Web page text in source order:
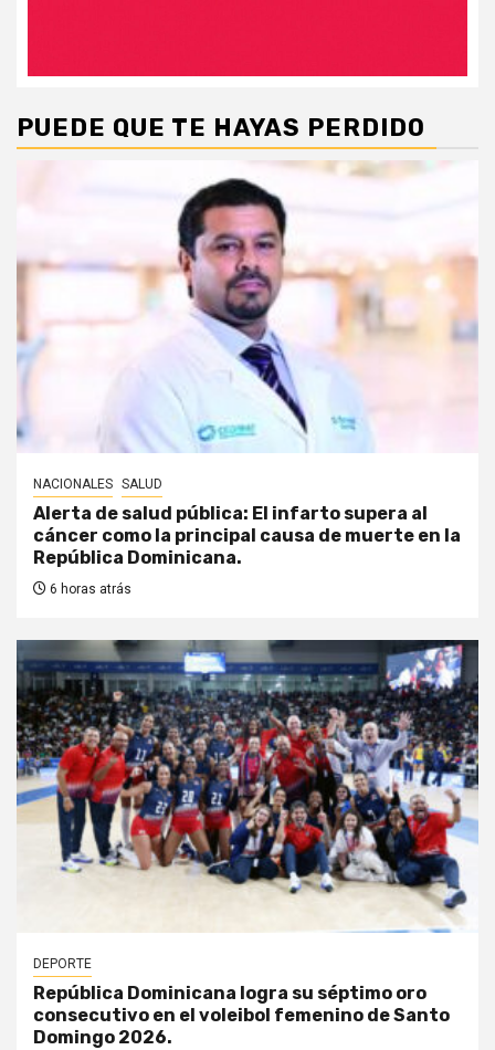
PUEDE QUE TE HAYAS PERDIDO
NACIONALES SALUD
Alerta de salud pública: El infarto supera al
cáncer como la principal causa de muerte en la
República Dominicana.
6 horas atrás
DEPORTE
República Dominicana logra su séptimo oro
consecutivo en el voleibol femenino de Santo
Domingo 2026.